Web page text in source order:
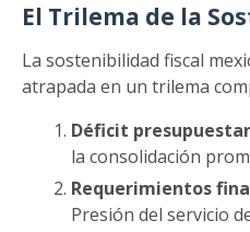
El Trilema de la
La sostenibilidad fiscal
atrapada en un trilema
Déficit
la consolidación
Requerimientos
Presión del servicio